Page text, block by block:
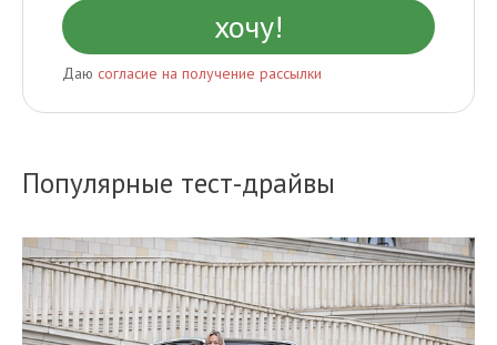
Даю согласие на получение рассылки
Популярные тест-драйвы